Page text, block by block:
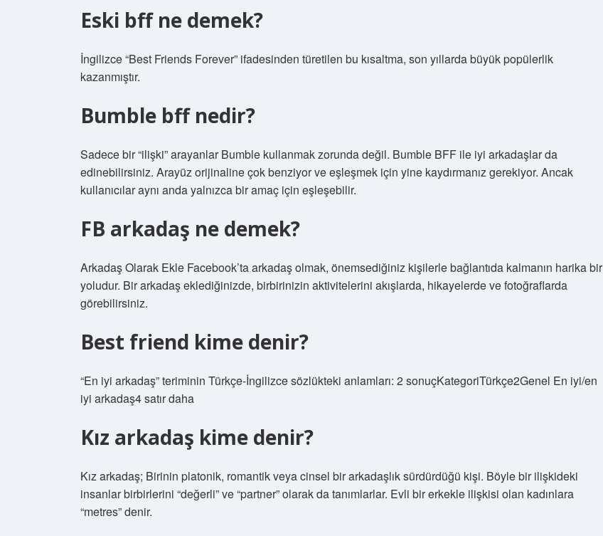
Eski bff ne demek?
İngilizce “Best Friends Forever” ifadesinden türetilen bu kısaltma, son yıllarda büyük popülerlik
kazanmıştır.
Bumble bff nedir?
Sadece bir “ilişki” arayanlar Bumble kullanmak zorunda değil. Bumble BFF ile iyi arkadaşlar da
edinebilirsiniz. Arayüz orijinaline çok benziyor ve eşleşmek için yine kaydırmanız gerekiyor. Ancak
kullanıcılar aynı anda yalnızca bir amaç için eşleşebilir.
FB arkadaş ne demek?
Arkadaş Olarak Ekle Facebook’ta arkadaş olmak, önemsediğiniz kişilerle bağlantıda kalmanın harika bir
yoludur. Bir arkadaş eklediğinizde, birbirinizin aktivitelerini akışlarda, hikayelerde ve fotoğraflarda
görebilirsiniz.
Best friend kime denir?
“En iyi arkadaş” teriminin Türkçe-İngilizce sözlükteki anlamları: 2 sonuçKategoriTürkçe2Genel En iyi/en
iyi arkadaş4 satır daha
Kız arkadaş kime denir?
Kız arkadaş; Birinin platonik, romantik veya cinsel bir arkadaşlık sürdürdüğü kişi. Böyle bir ilişkideki
insanlar birbirlerini “değerli” ve “partner” olarak da tanımlarlar. Evli bir erkekle ilişkisi olan kadınlara
“metres” denir.